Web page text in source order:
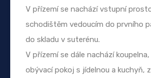
V přízemí se nachází vstupní
schodištěm vedoucím do prvního
do skladu v suterénu.
V přízemí se dále nachází
obývací pokoj s jídelnou a kuchyň,